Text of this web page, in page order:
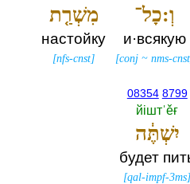
וְ:כָל־
и·всякую
[conj ~nms-cnst
מִשְׁרַ֤ת
настойку
[nfs-cnst]
08354 8799
йiштˈěғ
יִשְׁתֶּ֔ה
будет
[qal-impf-3ms]